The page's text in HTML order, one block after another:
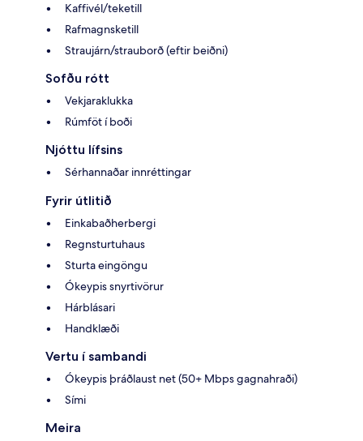
Kaffivél/teketill
Rafmagnsketill
Straujárn/strauborð (eftir beiðni)
Sofðu rótt
Vekjaraklukka
Rúmföt í boði
Njóttu lífsins
Sérhannaðar innréttingar
Fyrir útlitið
Einkabaðherbergi
Regnsturtuhaus
Sturta eingöngu
Ókeypis snyrtivörur
Hárblásari
Handklæði
Vertu í sambandi
Ókeypis þráðlaust net (50+ Mbps gagnahraði)
Sími
Meira